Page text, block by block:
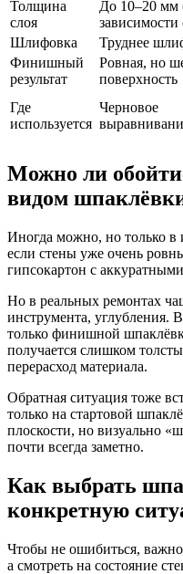
Толщина
слоя
До 10–20 мм
зависимости
Шлифовка
Труднее
Финишный
результат
Ровная, но
поверхность
Где
используется
Черновое
Можно ли
видом
Иногда можно, но только в
если стены уже очень
гипсокартон с
Но в реальных ремонтах
инструмента, углубления.
только финишной
получается слишком
перерасход материала.
Обратная ситуация тоже
только на стартовой
плоскости, но визуально
почти всегда заметно.
Как выбрать
конкретную
Чтобы не ошибиться, важно
а смотреть на состояние